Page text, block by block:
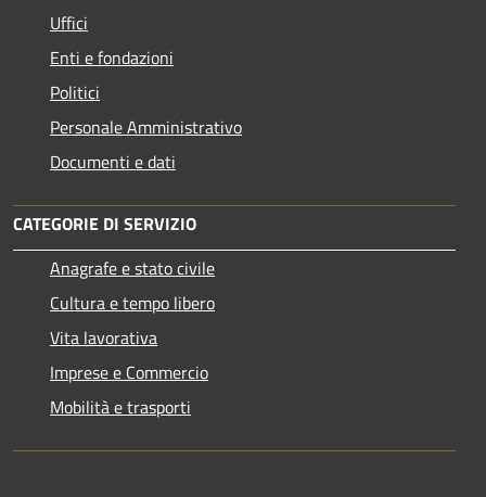
Uffici
Enti e fondazioni
Politici
Personale Amministrativo
Documenti e dati
CATEGORIE DI SERVIZIO
Anagrafe e stato civile
Cultura e tempo libero
Vita lavorativa
Imprese e Commercio
Mobilità e trasporti